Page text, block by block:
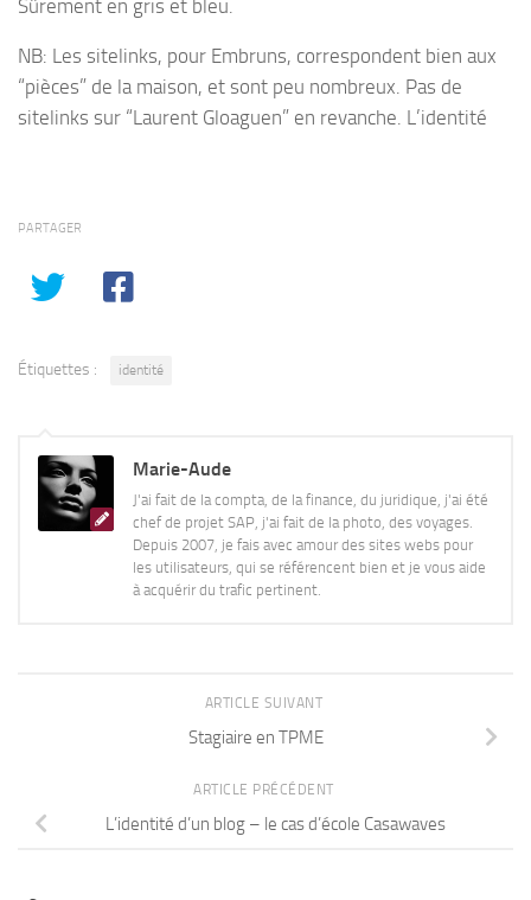
Sûrement en gris et bleu.
NB: Les sitelinks, pour Embruns, correspondent bien aux
“pièces” de la maison, et sont peu nombreux. Pas de
sitelinks sur “Laurent Gloaguen” en revanche. L’identité
PARTAGER
Étiquettes : identité
Marie-Aude
J'ai fait de la compta, de la finance, du juridique, j'ai été
chef de projet SAP, j'ai fait de la photo, des voyages.
Depuis 2007, je fais avec amour des sites webs pour
les utilisateurs, qui se référencent bien et je vous aide
à acquérir du trafic pertinent.
ARTICLE SUIVANT
Stagiaire en TPME
ARTICLE PRÉCÉDENT
L’identité d’un blog – le cas d’école Casawaves